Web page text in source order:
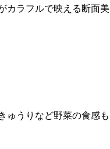
カラフルで映える断面美
ゅうりなど野菜の食感も